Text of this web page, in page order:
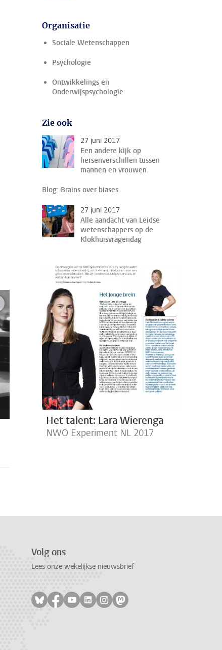
vergroot afbeeldingen
Organisatie
Sociale Wetenschappen
Psychologie
Ontwikkelings en
Onderwijspsychologie
Zie ook
27 juni 2017
Een andere kijk op
hersenverschillen tussen
mannen en vrouwen
Blog: Brains over biases
27 juni 2017
Alle aandacht van Leidse
wetenschappers op de
Klokhuisvragendag
Het talent: Lara Wierenga
NWO Experiment NL 2017
Volg ons
Lees onze wekelijkse nieuwsbrief
Volg ons op bluesky
Volg ons op facebook
Volg ons op youtube
Volg ons op linkedin
Volg ons op instagram
Volg ons op mastodon